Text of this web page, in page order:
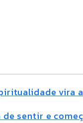
vira
sentir e